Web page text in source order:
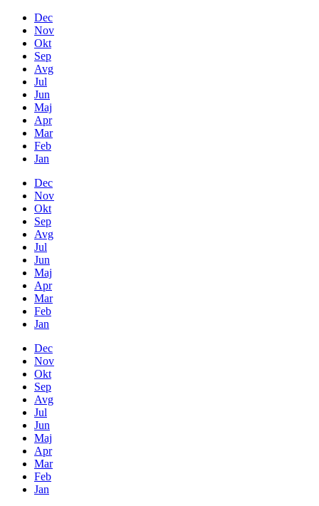
Dec
Nov
Okt
Sep
Avg
Jul
Jun
Maj
Apr
Mar
Feb
Jan
Dec
Nov
Okt
Sep
Avg
Jul
Jun
Maj
Apr
Mar
Feb
Jan
Dec
Nov
Okt
Sep
Avg
Jul
Jun
Maj
Apr
Mar
Feb
Jan